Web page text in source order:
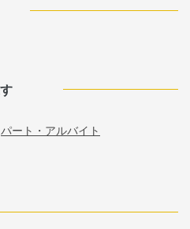
パート・アルバイト